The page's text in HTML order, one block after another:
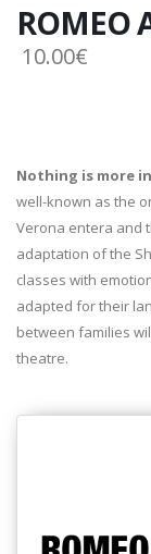
ROMEO
10.00€
Nothing is more
well-known as the
Verona entera and
adaptation of the
classes with
adapted for their
between families
theatre.